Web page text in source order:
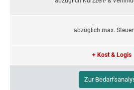
abzüglich max.
+ Kost & Logis
Zur